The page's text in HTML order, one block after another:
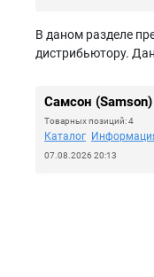
В даном разделе
дистрибьютору.
Самсон (Samson)
Товарных позиций: 4
Каталог
07.08.2026 20:13